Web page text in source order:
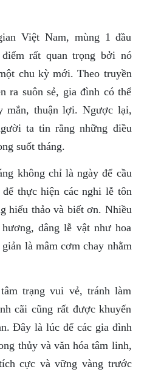
Việt Nam, mùng 1 đầu
rất quan trọng bởi nó
chu kỳ mới. Theo truyền
ra suôn sẻ, gia đình có thể
mắn, thuận lợi. Ngược lại,
ta tin rằng những điều
suốt tháng.
không chỉ là ngày để cầu
thực hiện các nghi lễ tôn
hiếu thảo và biết ơn. Nhiều
dâng lễ vật như hoa
là mâm cơm chay nhằm
trạng vui vẻ, tránh làm
cãi cũng rất được khuyến
Đây là lúc để các gia đình
thủy và văn hóa tâm linh,
cực và vững vàng trước